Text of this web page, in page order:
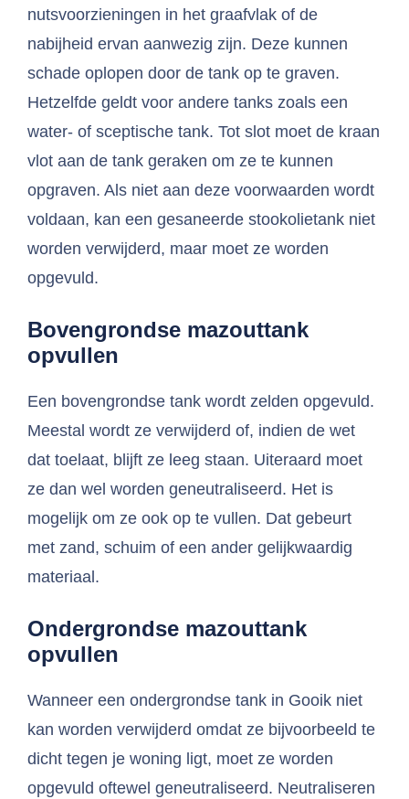
nutsvoorzieningen in het graafvlak of de
nabijheid ervan aanwezig zijn. Deze kunnen
schade oplopen door de tank op te graven.
Hetzelfde geldt voor andere tanks zoals een
water- of sceptische tank. Tot slot moet de kraan
vlot aan de tank geraken om ze te kunnen
opgraven. Als niet aan deze voorwaarden wordt
voldaan, kan een gesaneerde stookolietank niet
worden verwijderd, maar moet ze worden
opgevuld.
Bovengrondse mazouttank
opvullen
Een bovengrondse tank wordt zelden opgevuld.
Meestal wordt ze verwijderd of, indien de wet
dat toelaat, blijft ze leeg staan. Uiteraard moet
ze dan wel worden geneutraliseerd. Het is
mogelijk om ze ook op te vullen. Dat gebeurt
met zand, schuim of een ander gelijkwaardig
materiaal.
Ondergrondse mazouttank
opvullen
Wanneer een ondergrondse tank in Gooik niet
kan worden verwijderd omdat ze bijvoorbeeld te
dicht tegen je woning ligt, moet ze worden
opgevuld oftewel geneutraliseerd. Neutraliseren